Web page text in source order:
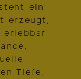
ein
erzeugt,
erlebbar
Tiefe,